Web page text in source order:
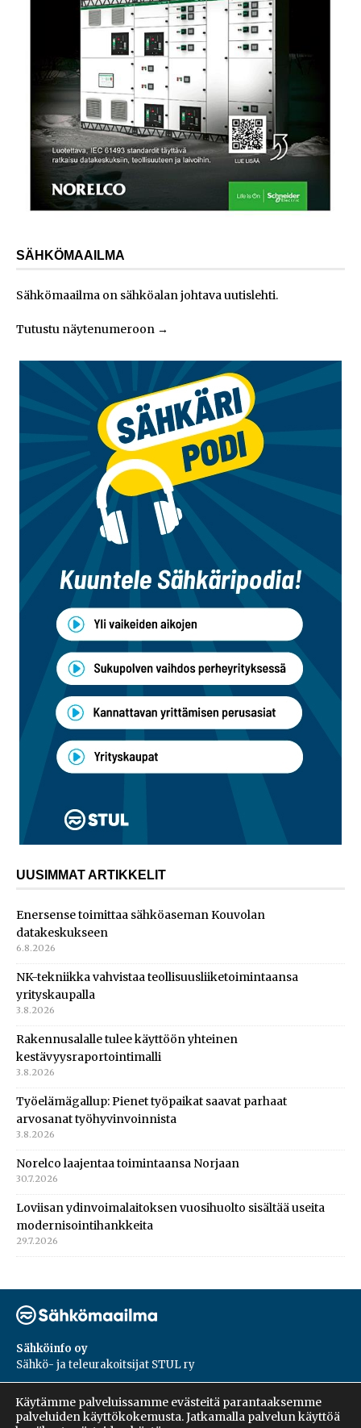
SÄHKÖMAAILMA
Sähkömaailma on sähköalan johtava uutislehti.
Tutustu näytenumeroon →
UUSIMMAT ARTIKKELIT
Enersense toimittaa sähköaseman Kouvolan
datakeskukseen
6.8.2026
NK-tekniikka vahvistaa teollisuusliiketoimintaansa
yrityskaupalla
3.8.2026
Rakennusalalle tulee käyttöön yhteinen
kestävyysraportointimalli
3.8.2026
Työelämägallup: Pienet työpaikat saavat parhaat
arvosanat työhyvinvoinnista
3.8.2026
Norelco laajentaa toimintaansa Norjaan
30.7.2026
Loviisan ydinvoimalaitoksen vuosihuolto sisältää useita
modernisointihankkeita
29.7.2026
Sähköinfo oy
Sähkö- ja teleurakoitsijat STUL ry
PL 55, 02601, Espoo
Harakantie 18 B
Käytämme palveluissamme evästeitä parantaaksemme
palveluiden käyttökokemusta. Jatkamalla palvelun käyttöä